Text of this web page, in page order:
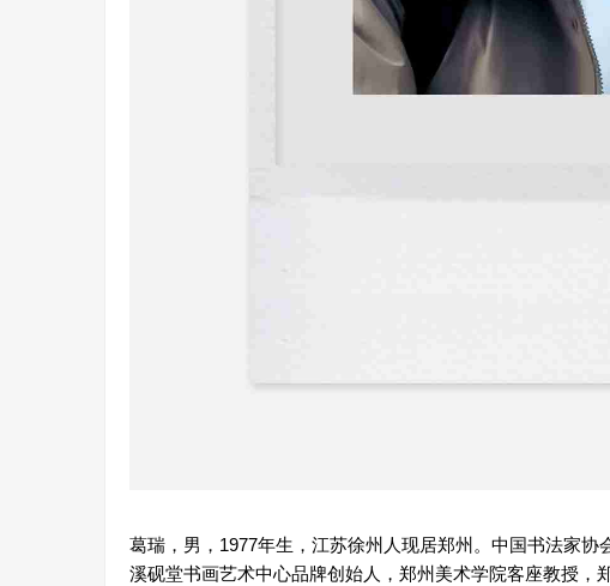
葛瑞，男，1977年生，江苏徐州人现居郑州。中国书法家协
溪砚堂书画艺术中心品牌创始人，郑州美术学院客座教授